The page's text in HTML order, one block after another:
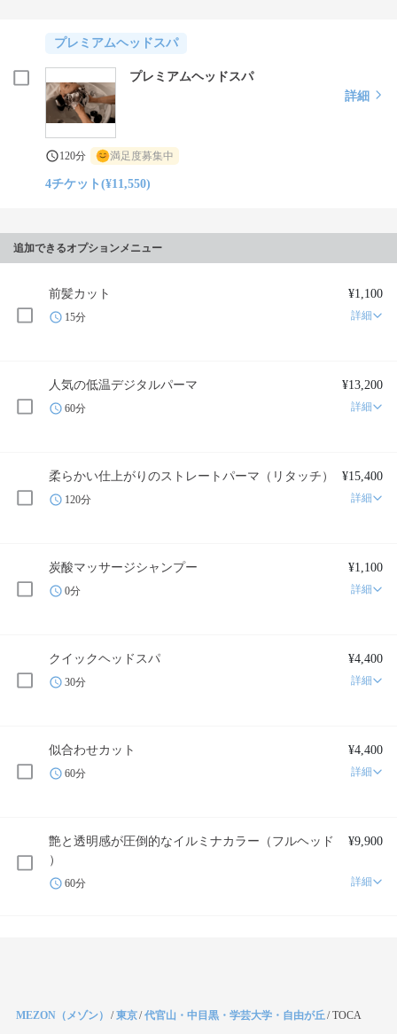
プレミアムヘッドスパ
プレミアムヘッドスパ
詳細
120分 満足度募集中
4チケット(¥11,550)
追加できるオプションメニュー
前髪カット ¥1,100
15分 詳細
人気の低温デジタルパーマ ¥13,200
60分 詳細
柔らかい仕上がりのストレートパーマ（リタッチ） ¥15,400
120分 詳細
炭酸マッサージシャンプー ¥1,100
0分 詳細
クイックヘッドスパ ¥4,400
30分 詳細
似合わせカット ¥4,400
60分 詳細
艶と透明感が圧倒的なイルミナカラー（フルヘッド
）
¥9,900
60分 詳細
MEZON（メゾン） /東京/代官山・中目黒・学芸大学・自由が丘/TOCA